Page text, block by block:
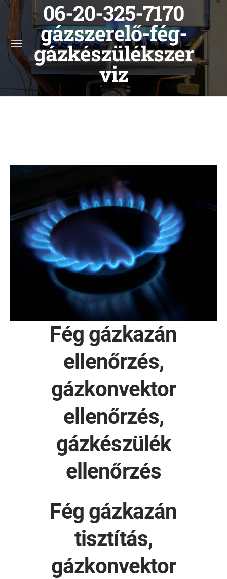
06-20-325-7170
gázszerelő-fég-
gázkészülékszer
viz
Fég gázkazán
ellenőrzés,
gázkonvektor
ellenőrzés,
gázkészülék
ellenőrzés
Fég gázkazán
tisztítás,
gázkonvektor